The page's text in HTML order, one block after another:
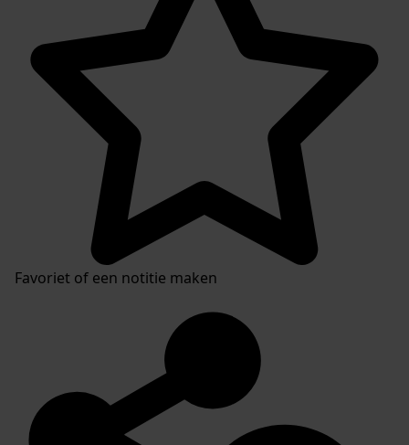
Favoriet of een notitie maken